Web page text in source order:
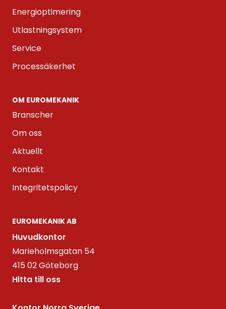
Energioptimering
Utlastningsystem
Service
Processäkerhet
OM EUROMEKANIK
Branscher
Om oss
Aktuellt
Kontakt
Integritetspolicy
EUROMEKANIK AB
Huvudkontor
Marieholmsgatan 54
415 02 Göteborg
Hitta till oss